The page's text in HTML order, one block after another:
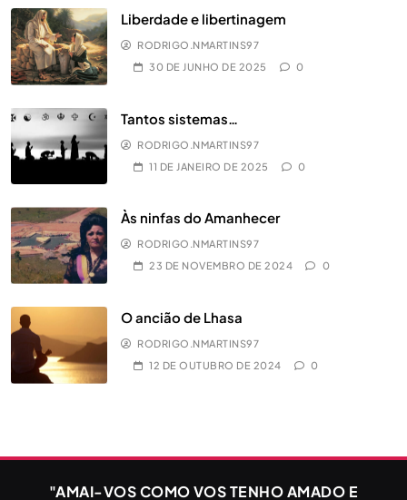
Liberdade e libertinagem
RODRIGO.NMARTINS97
30 DE JUNHO DE 2025
0
Tantos sistemas…
RODRIGO.NMARTINS97
11 DE JANEIRO DE 2025
0
Às ninfas do Amanhecer
RODRIGO.NMARTINS97
23 DE NOVEMBRO DE 2024
0
O ancião de Lhasa
RODRIGO.NMARTINS97
12 DE OUTUBRO DE 2024
0
"AMAI-VOS COMO VOS TENHO AMADO E